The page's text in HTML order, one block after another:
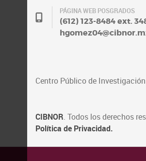
PÁGINA WEB POSGRADOS
(612) 123-8484 ext.
Centro Público de Investigación
CIBNOR. Todos los derechos
Política de Privacidad.